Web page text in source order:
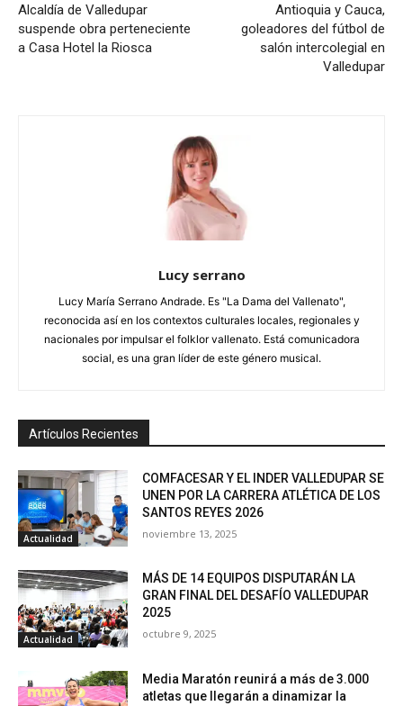
Alcaldía de Valledupar
suspende obra perteneciente
a Casa Hotel la Riosca
Antioquia y Cauca,
goleadores del fútbol de
salón intercolegial en
Valledupar
Lucy serrano
Lucy María Serrano Andrade. Es "La Dama del Vallenato",
reconocida así en los contextos culturales locales, regionales y
nacionales por impulsar el folklor vallenato. Está comunicadora
social, es una gran líder de este género musical.
Artículos Recientes
Actualidad
COMFACESAR Y EL INDER VALLEDUPAR SE
UNEN POR LA CARRERA ATLÉTICA DE LOS
SANTOS REYES 2026
noviembre 13, 2025
Actualidad
MÁS DE 14 EQUIPOS DISPUTARÁN LA
GRAN FINAL DEL DESAFÍO VALLEDUPAR
2025
octubre 9, 2025
Media Maratón reunirá a más de 3.000
atletas que llegarán a dinamizar la